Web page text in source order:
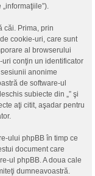
căi. Prima, prin
cookie-uri, care sunt
al browserului
conţin un identificator
anonime
de software-ul
subiecte din „” şi
aţi citit, aşadar pentru
ului phpBB în timp ce
document care
ul phpBB. A doua cale
dumneavoastră.